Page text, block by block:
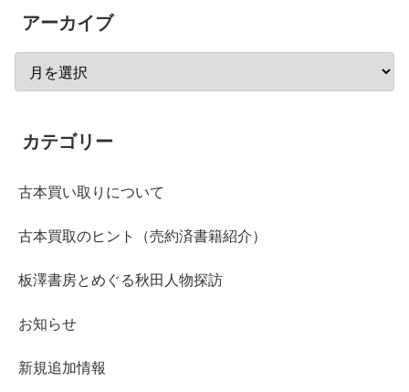
アーカイブ
カテゴリー
古本買い取りについて
古本買取のヒント（売約済書籍紹介）
板澤書房とめぐる秋田人物探訪
お知らせ
新規追加情報